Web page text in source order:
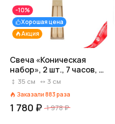
Акция
Хорошая цена
-10%
Свеча «Коническая
набор», 2 шт., 7 часов, H
35 см x D 2,5 см,
35 см 3 см
Заказали883раза
1 780 ₽ 1 978 ₽